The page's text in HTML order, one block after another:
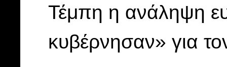
Τέμπη η ανάληψη
κυβέρνησαν» για